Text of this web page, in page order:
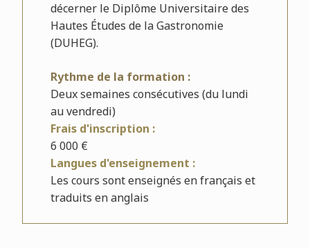
décerner le Diplôme Universitaire des
Hautes Études de la Gastronomie
(DUHEG).
Rythme de la formation :
Deux semaines consécutives (du lundi
au vendredi)
Frais d'inscription :
6 000 €
Langues d'enseignement :
Les cours sont enseignés en français et
traduits en anglais